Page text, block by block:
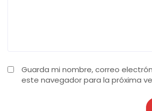
Guarda mi nombre, correo
este navegador para la próxima